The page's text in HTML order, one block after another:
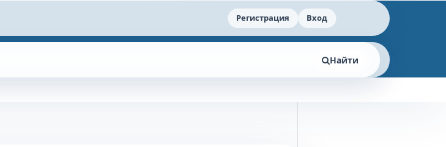
Регистрация Вход
Найти